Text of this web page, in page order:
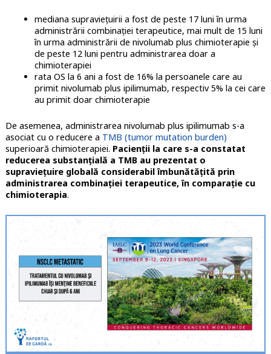
mediana supravieţuirii a fost de peste 17 luni în urma
administrării combinaţiei terapeutice, mai mult de 15 luni
în urma administrării de nivolumab plus chimioterapie şi
de peste 12 luni pentru administrarea doar a
chimioterapiei
rata OS la 6 ani a fost de 16% la persoanele care au
primit nivolumab plus ipilimumab, respectiv 5% la cei care
au primit doar chimioterapie
De asemenea, administrarea nivolumab plus ipilimumab s-a
asociat cu o reducere a TMB (tumor mutation burden)
superioară chimioterapiei. Pacienţii la care s-a constatat
reducerea substanțială a TMB au prezentat o
supraviețuire globală considerabil îmbunătățită prin
administrarea combinaţiei terapeutice, în comparație cu
chimioterapia.